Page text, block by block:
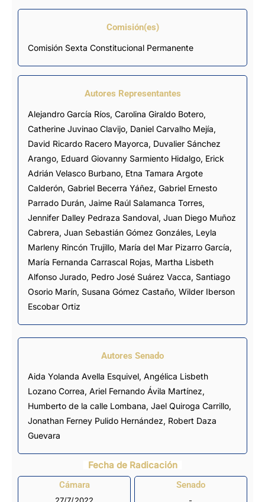
Comisión(es)
Comisión Sexta Constitucional Permanente
Autores Representantes
Alejandro García Ríos, Carolina Giraldo Botero,
Catherine Juvinao Clavijo, Daniel Carvalho Mejía,
David Ricardo Racero Mayorca, Duvalier Sánchez
Arango, Eduard Giovanny Sarmiento Hidalgo, Erick
Adrián Velasco Burbano, Etna Tamara Argote
Calderón, Gabriel Becerra Yáñez, Gabriel Ernesto
Parrado Durán, Jaime Raúl Salamanca Torres,
Jennifer Dalley Pedraza Sandoval, Juan Diego Muñoz
Cabrera, Juan Sebastián Gómez Gonzáles, Leyla
Marleny Rincón Trujillo, María del Mar Pizarro García,
María Fernanda Carrascal Rojas, Martha Lisbeth
Alfonso Jurado, Pedro José Suárez Vacca, Santiago
Osorio Marín, Susana Gómez Castaño, Wilder Iberson
Escobar Ortiz
Autores Senado
Aida Yolanda Avella Esquivel, Angélica Lisbeth
Lozano Correa, Ariel Fernando Ávila Martínez,
Humberto de la calle Lombana, Jael Quiroga Carrillo,
Jonathan Ferney Pulido Hernández, Robert Daza
Guevara
Fecha de Radicación
Cámara Senado